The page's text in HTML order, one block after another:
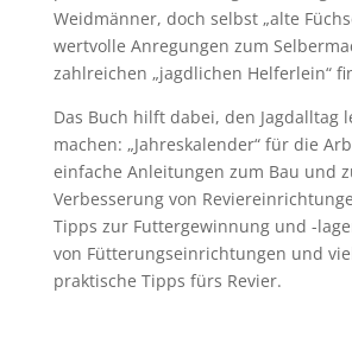
Weidmänner, doch selbst „alte
wertvolle Anregungen zum
zahlreichen „jagdlichen Helferlein“
Das Buch hilft dabei, den Jagdalltag
machen: „Jahreskalender“ für die
einfache Anleitungen zum Bau und
Verbesserung von
Tipps zur Futtergewinnung und -
von Fütterungseinrichtungen und
praktische Tipps fürs Revier.